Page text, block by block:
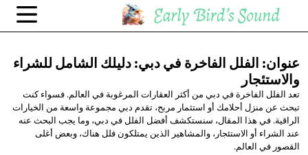
عنوان: الفلل الفاخرة في دبي: دليلك الشامل للشراء
والاستئجار
تعد الفلل الفاخرة في دبي من أكثر العقارات المرغوبة في العالم. فسواء كنت
تبحث عن منزل أحلامك أو استثمار مربح، تقدم دبي مجموعة واسعة من الخيارات
الراقية. في هذا المقال، سنستكشف أفضل الفلل في دبي، وما يجب البحث عنه
عند الشراء أو الاستئجار، والمشاهير الذين يمتلكون فلل هناك، وبعض أغلى
القصور في العالم.